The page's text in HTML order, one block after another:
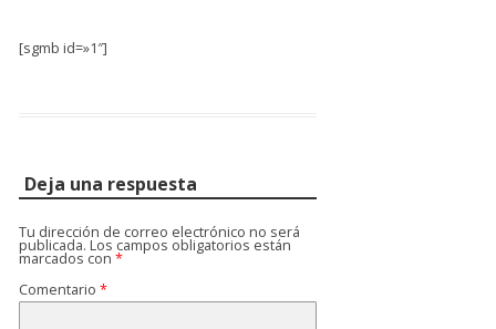
[sgmb id=»1″]
Deja una respuesta
Tu dirección de correo electrónico no será
publicada. Los campos obligatorios están
marcados con *
Comentario *